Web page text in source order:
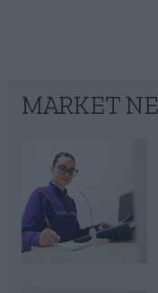
MARKET